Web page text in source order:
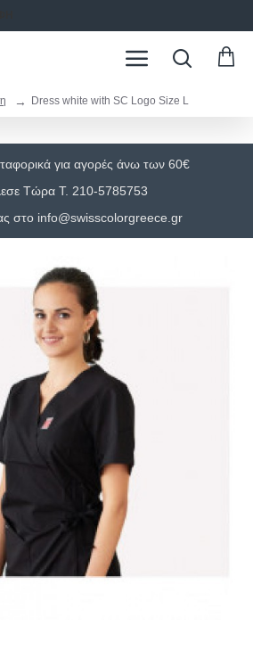
Dress white with SC Logo Size L
για αγορές άνω των 60€
Τώρα Τ. 210-5785753
στο info@swisscolorgreece.gr